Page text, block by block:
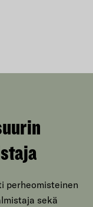
perheomisteinen
sekä